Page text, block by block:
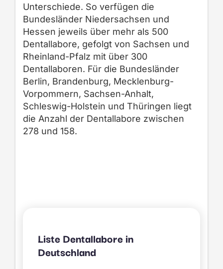
Unterschiede. So verfügen die
Bundesländer Niedersachsen und
Hessen jeweils über mehr als 500
Dentallabore, gefolgt von Sachsen und
Rheinland-Pfalz mit über 300
Dentallaboren. Für die Bundesländer
Berlin, Brandenburg, Mecklenburg-
Vorpommern, Sachsen-Anhalt,
Schleswig-Holstein und Thüringen liegt
die Anzahl der Dentallabore zwischen
278 und 158.
Liste Dentallabore in
Deutschland